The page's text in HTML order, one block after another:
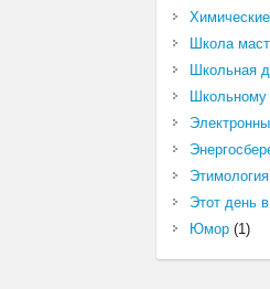
Школа
Школьная
Школьному
Этимология
Этот день
Юмор(1)